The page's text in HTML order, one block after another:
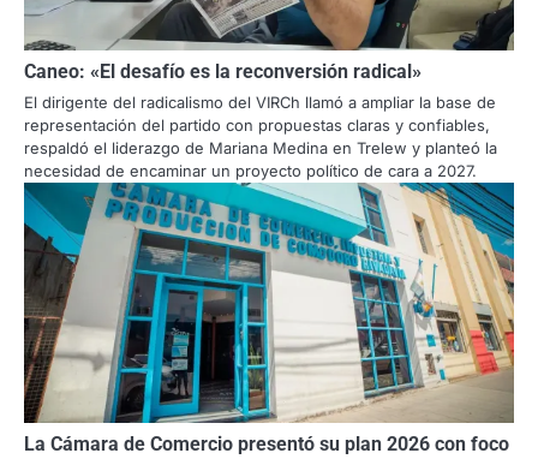
Caneo: «El desafío es la reconversión radical»
El dirigente del radicalismo del VIRCh llamó a ampliar la base de
representación del partido con propuestas claras y confiables,
respaldó el liderazgo de Mariana Medina en Trelew y planteó la
necesidad de encaminar un proyecto político de cara a 2027.
La Cámara de Comercio presentó su plan 2026 con foco